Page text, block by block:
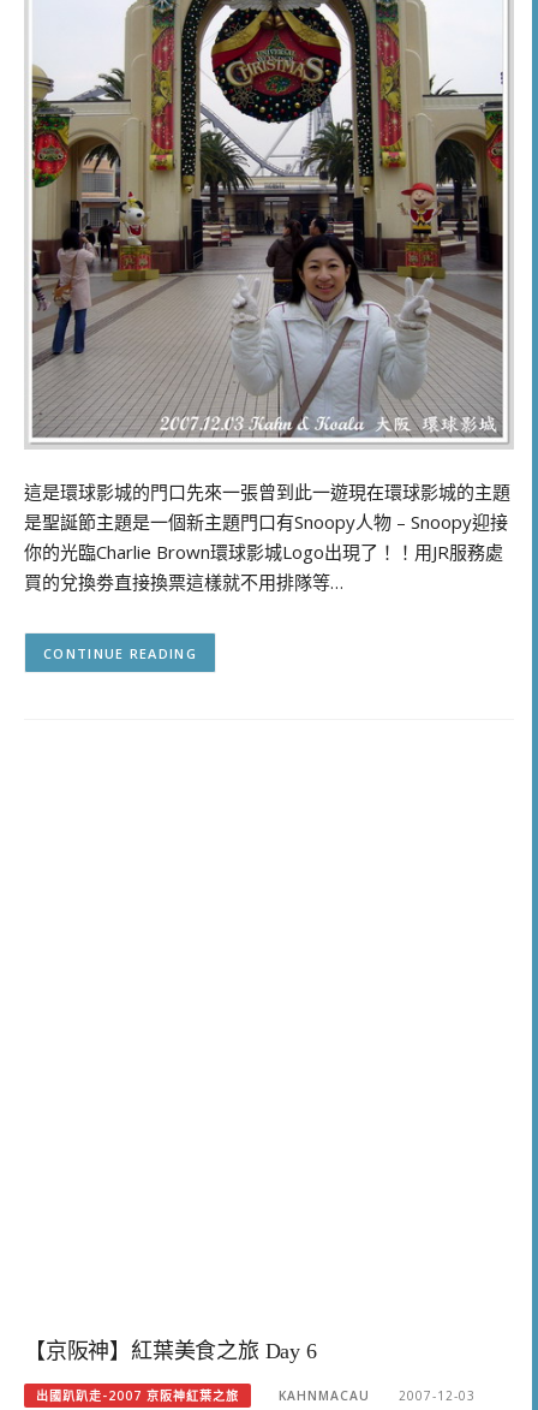
這是環球影城的門口先來一張曾到此一遊現在環球影城的主題
是聖誕節主題是一個新主題門口有Snoopy人物 – Snoopy迎接
你的光臨Charlie Brown環球影城Logo出現了！！用JR服務處
買的兌換劵直接換票這樣就不用排隊等…
CONTINUE READING
【京阪神】紅葉美食之旅 Day 6
出國趴趴走-2007 京阪神紅葉之旅 KAHNMACAU 2007-12-03